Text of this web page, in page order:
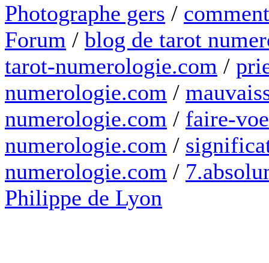
Photographe gers /
Forum / blog de tarot
tarot-numerologie.com /
numerologie.com /
numerologie.com / faire-
numerologie.com /
numerologie.com /
Philippe de Lyon